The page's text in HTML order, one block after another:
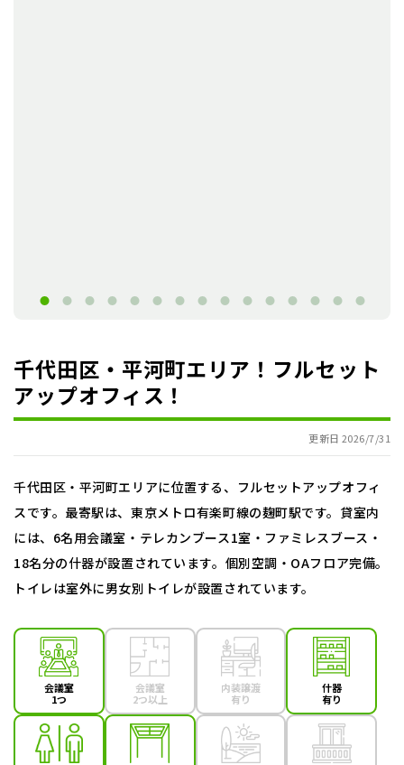
千代田区・平河町エリア！フルセット
アップオフィス！
更新日 2026/7/31
千代田区・平河町エリアに位置する、フルセットアップオフィ
スです。最寄駅は、東京メトロ有楽町線の麹町駅です。貸室内
には、6名用会議室・テレカンブース1室・ファミレスブース・
18名分の什器が設置されています。個別空調・OAフロア完備。
トイレは室外に男女別トイレが設置されています。
会議室
1つ
会議室
2つ以上
内装譲渡
有り
什器
有り